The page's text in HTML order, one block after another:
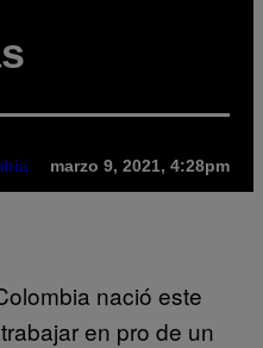
marzo 9, 2021, 4:28pm
nació este
en pro de un